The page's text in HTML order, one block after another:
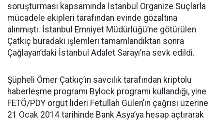
soruşturması kapsamında İstanbul Organize Suçlarla
mücadele ekipleri tarafından evinde gözaltına
alınmıştı. İstanbul Emniyet Müdürlüğü’ne götürülen
Çatkıç buradaki işlemleri tamamlandıktan sonra
Çağlayan’daki İstanbul Adalet Sarayı’na sevk edildi.
Şüpheli Ömer Çatkıç’ın savcılık tarafından kriptolu
haberleşme programı Bylock programı kullandığı, yine
FETÖ/PDY örgüt lideri Fetullah Gülen’in çağrısı üzerine
21 Ocak 2014 tarihinde Bank Asya’ya hesap açtırarak